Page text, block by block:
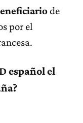
de
por el
español el